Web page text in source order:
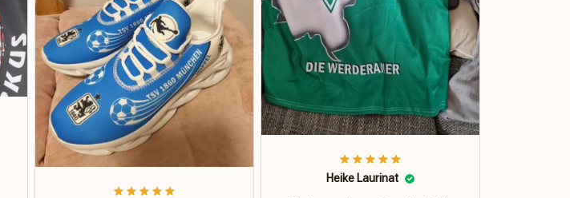
Heike Laurinat